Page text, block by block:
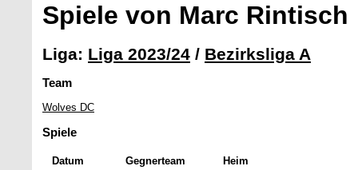
Spiele von Marc Rintisch
Liga: Liga 2023/24 / Bezirksliga A
Team
Wolves DC
Spiele
Datum Gegnerteam
Heim